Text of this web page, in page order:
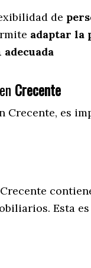
de
adaptar la
Crecente
Crecente, es
Esta